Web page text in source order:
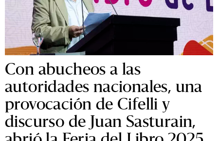
Con abucheos a las
autoridades nacionales, una
provocación de Cifelli y
discurso de Juan Sasturain,